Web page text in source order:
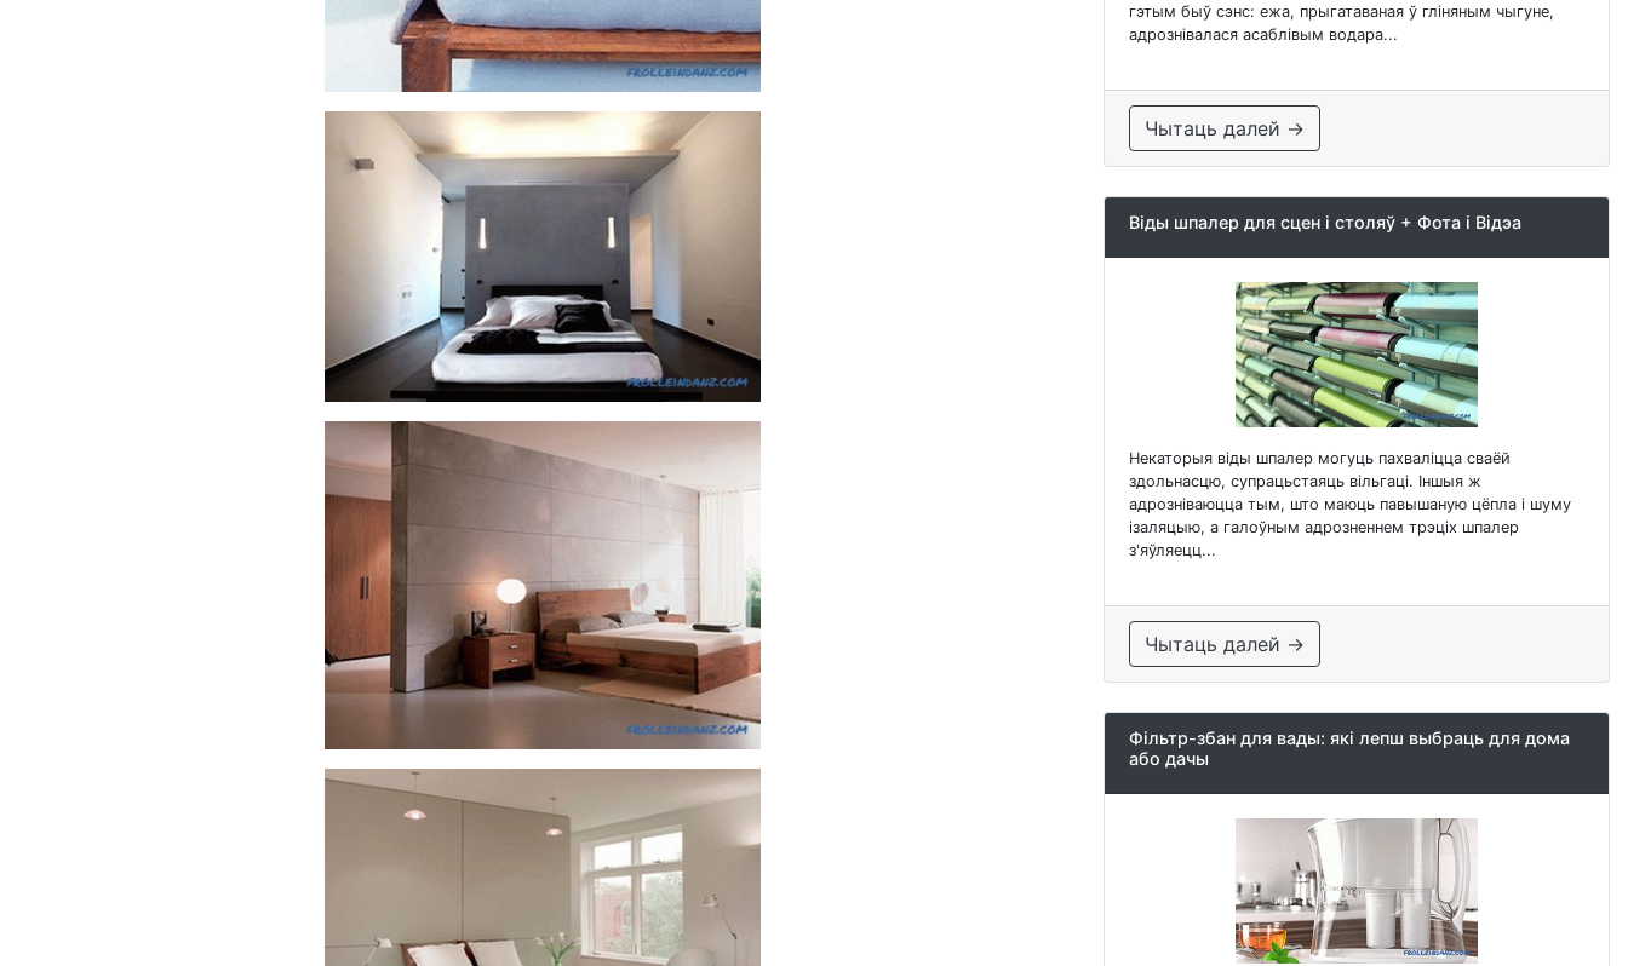
гэтым быў сэнс: ежа, прыгатаваная ў гліняным чыгуне,
адрознівалася асаблівым водара...
Чытаць далей →
Віды шпалер для сцен і столяў + Фота і Відэа
Некаторыя віды шпалер могуць пахваліцца сваёй
здольнасцю, супрацьстаяць вільгаці. Іншыя ж
адрозніваюцца тым, што маюць павышаную цёпла і шуму
ізаляцыю, а галоўным адрозненнем трэціх шпалер
з'яўляецц...
Чытаць далей →
Фільтр-збан для вады: які лепш выбраць для дома
або дачы